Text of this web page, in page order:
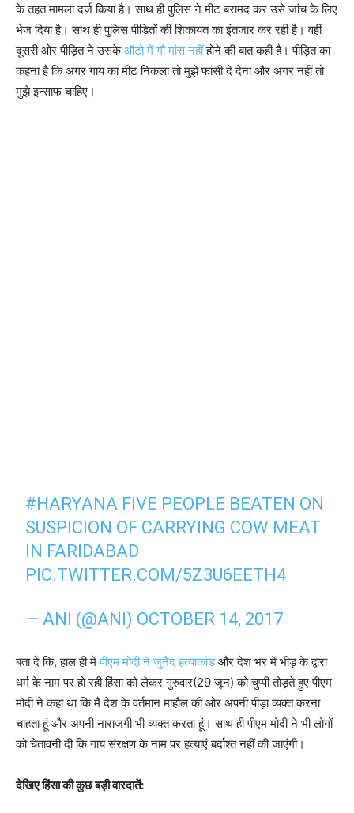
के तहत मामला दर्ज किया है। साथ ही पुलिस ने मीट बरामद कर उसे जांच के लिए
भेज दिया है। साथ ही पुलिस पीड़ितों की शिकायत का इंतजार कर रही है। वहीं
दूसरी ओर पीड़ित ने उसकेऑटो में गौ मांस नहींहोने की बात कही है। पीड़ित का
कहना है कि अगर गाय का मीट निकला तो मुझे फांसी दे देना और अगर नहीं तो
मुझे इन्साफ चाहिए।
#HARYANA FIVE PEOPLE BEATEN ON
SUSPICION OF CARRYING COW MEAT
IN FARIDABAD
PIC.TWITTER.COM/5Z3U6EETH4
— ANI (@ANI) OCTOBER 14, 2017
बता दें कि, हाल ही मेंपीएम मोदी ने जुनैद हत्याकांडऔर देश भर में भीड़ के द्वारा
धर्म के नाम पर हो रही हिंसा को लेकर गुरुवार(29 जून) को चुप्पी तोड़ते हुए पीएम
मोदी ने कहा था कि मैं देश के वर्तमान माहौल की ओर अपनी पीड़ा व्यक्त करना
चाहता हूं और अपनी नाराजगी भी व्यक्त करता हूं। साथ ही पीएम मोदी ने भी लोगों
को चेतावनी दी कि गाय संरक्षण के नाम पर हत्याएं बर्दाश्त नहीं की जाएंगी।
देखिए हिंसा की कुछ बड़ी वारदातें: